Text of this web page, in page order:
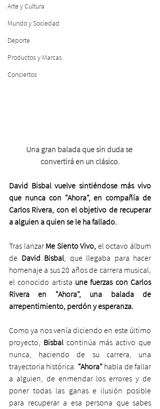
Arte y Cultura
Mundo y Sociedad
Deporte
Productos y Marcas
Conciertos
Una gran balada que sin duda se
convertirá en un clásico.
David Bisbal vuelve sintiéndose más vivo
que nunca con “Ahora”, en compañía de
Carlos Rivera, con el objetivo de recuperar
a alguien a quien se le ha fallado.
Tras lanzar Me Siento Vivo, el octavo álbum
de David Bisbal, que llegaba para hacer
homenaje a sus 20 años de carrera musical,
el conocido artista une fuerzas con Carlos
Rivera en “Ahora”, una balada de
arrepentimiento, perdón y esperanza.
Como ya nos venía diciendo en este último
proyecto, Bisbal continúa más activo que
nunca, haciendo de su carrera, una
trayectoria histórica. “Ahora” habla de fallar
a alguien, de enmendar los errores y de
poner todas las ganas e ilusión posible
para recuperar a esa persona que sabes